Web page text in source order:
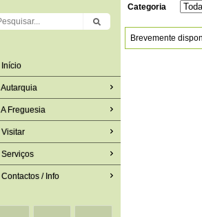
Início
Autarquia
A Freguesia
Visitar
Serviços
Contactos / Info
Categoria
Brevemente